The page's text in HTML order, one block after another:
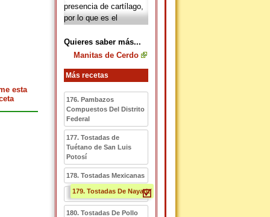
presencia de cartílago,
por lo que es el
los caldos con texturas
agradables.
Quieres saber más...
Manitas de Cerdo
Más recetas
176. Pambazos
Compuestos Del Distrito
Federal
177. Tostadas de
Tuétano de San Luis
Potosí
178. Tostadas Mexicanas
179. Tostadas De Nayarit
180. Tostadas De Pollo
esta